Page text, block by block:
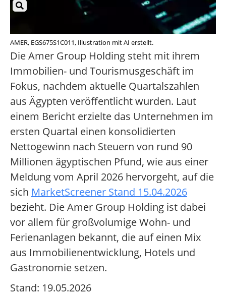
AMER, EGS675S1C011, Illustration mit AI erstellt.
Die Amer Group Holding steht mit ihrem
Immobilien- und Tourismusgeschäft im
Fokus, nachdem aktuelle Quartalszahlen
aus Ägypten veröffentlicht wurden. Laut
einem Bericht erzielte das Unternehmen im
ersten Quartal einen konsolidierten
Nettogewinn nach Steuern von rund 90
Millionen ägyptischen Pfund, wie aus einer
Meldung vom April 2026 hervorgeht, auf die
sich MarketScreener Stand 15.04.2026
bezieht. Die Amer Group Holding ist dabei
vor allem für großvolumige Wohn- und
Ferienanlagen bekannt, die auf einen Mix
aus Immobilienentwicklung, Hotels und
Gastronomie setzen.
Stand: 19.05.2026